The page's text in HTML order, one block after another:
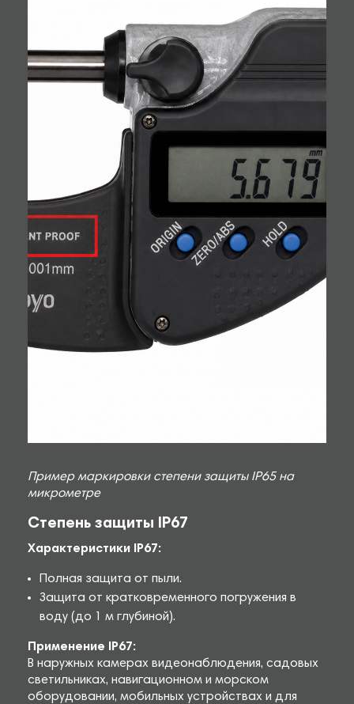
Пример маркировки степени защиты IP65 на
микрометре
Степень защиты IP67
Характеристики IP67:
Полная защита от пыли.
Защита от кратковременного погружения в
воду (до 1 м глубиной).
Применение IP67:
В наружных камерах видеонаблюдения, садовых
светильниках, навигационном и морском
оборудовании, мобильных устройствах и для